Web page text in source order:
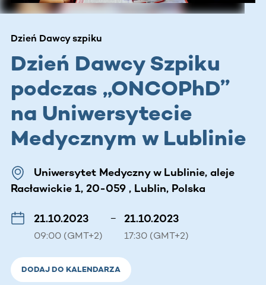
Dzień Dawcy szpiku
Dzień Dawcy Szpiku
podczas ,,ONCOPhD’’
na Uniwersytecie
Medycznym w Lublinie
Uniwersytet Medyczny w Lublinie, aleje
Racławickie 1, 20-059 , Lublin, Polska
21.10.2023
09:00 (GMT+2)
– 21.10.2023
17:30 (GMT+2)
DODAJ DO KALENDARZA